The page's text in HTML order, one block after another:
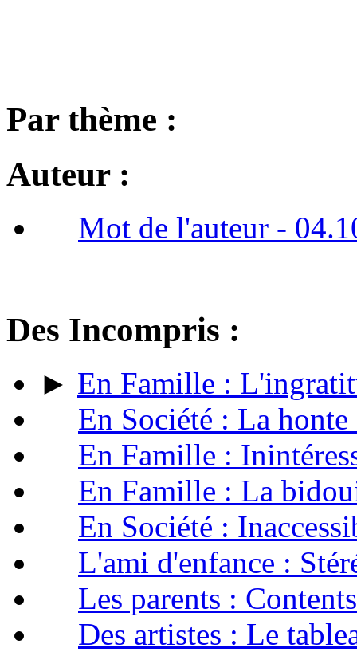
Par thème :
Auteur :
Mot de l'auteur -
Des Incompris :
► En Famille :
En Société : La
En Famille :
En Famille : La
En Société :
L'ami d'enfance :
Les parents :
Des artistes : Le